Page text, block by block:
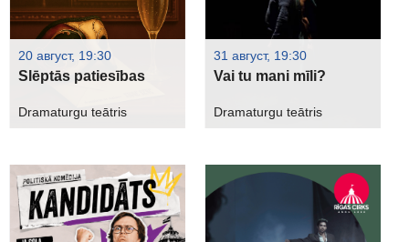
20 август, 19:30
Slēptās patiesības
Dramaturgu teātris
31 август, 19:30
Vai tu mani mīli?
Dramaturgu teātris